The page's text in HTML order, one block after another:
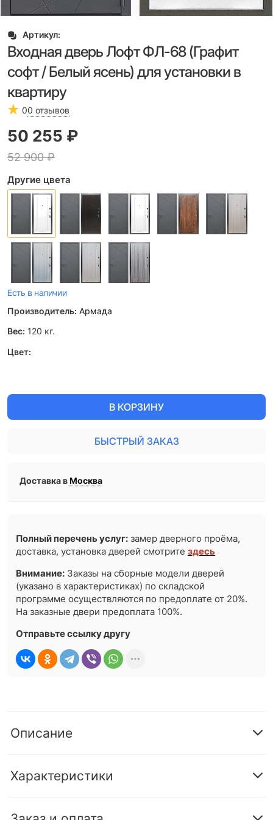
Артикул:
Входная дверь Лофт ФЛ-68 (Графит
софт / Белый ясень) для установки в
квартиру
00 отзывов
52 900 ₽
50 255 ₽
Другие цвета
Есть в наличии
Производитель: Армада
Вес: 120 кг.
Цвет:
В КОРЗИНУ
БЫСТРЫЙ ЗАКАЗ
Доставка вМосква
Полный перечень услуг: замер дверного проёма,
доставка, установка дверей смотритездесь
Внимание: Заказы на сборные модели дверей
(указано в характеристиках) по складской
программе осуществляются по предоплате от 20%.
На заказные двери предоплата 100%.
Отправьте ссылку другу
Описание
Характеристики